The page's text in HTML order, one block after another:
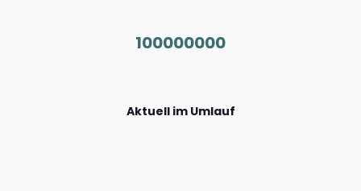
100000000
Aktuell im Umlauf